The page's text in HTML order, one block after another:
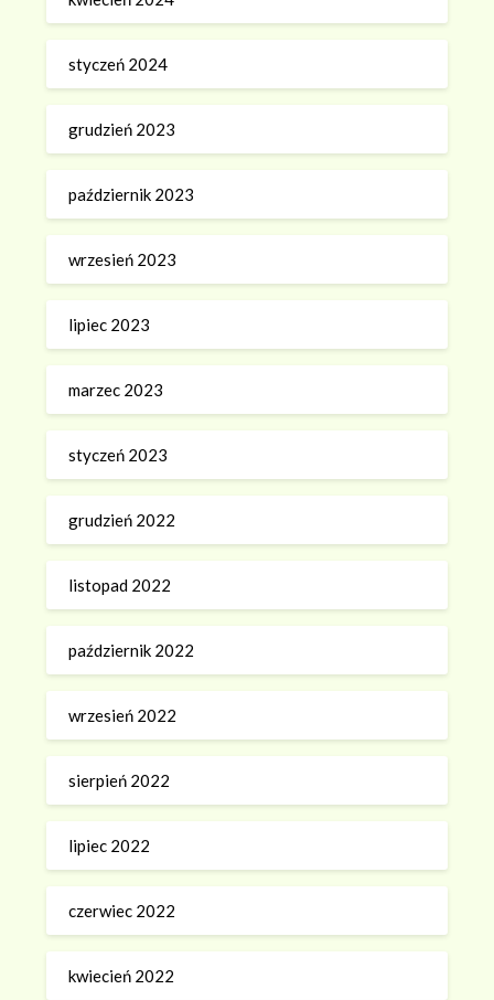
styczeń 2024
grudzień 2023
październik 2023
wrzesień 2023
lipiec 2023
marzec 2023
styczeń 2023
grudzień 2022
listopad 2022
październik 2022
wrzesień 2022
sierpień 2022
lipiec 2022
czerwiec 2022
kwiecień 2022